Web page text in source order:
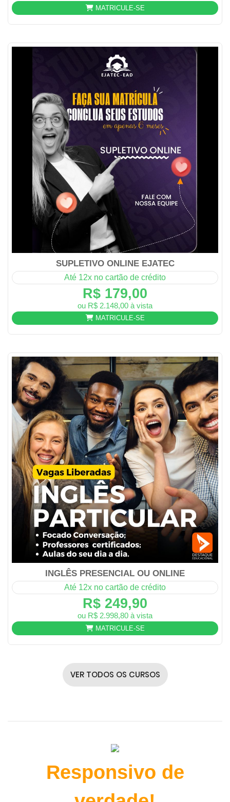
MATRICULE-SE
SUPLETIVO ONLINE EJATEC
Até 12x no cartão de crédito
R$ 179,00
ou R$ 2.148,00 à vista
MATRICULE-SE
INGLÊS PRESENCIAL OU ONLINE
Até 12x no cartão de crédito
R$ 249,90
ou R$ 2.998,80 à vista
MATRICULE-SE
VER TODOS OS CURSOS
Responsivo de